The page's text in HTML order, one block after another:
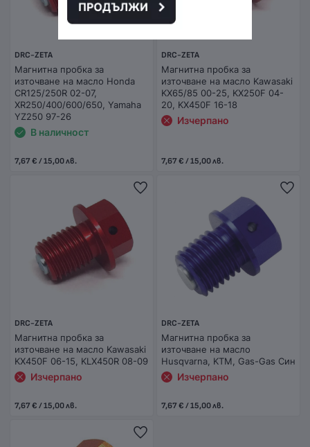
DRC-ZETA
Магнитна пробка за
източване на масло Honda
CR125/250R 02-07,
XR250/400/600/650, Yamaha
YZ250 97-26
В наличност
7,67 € / 15,00 лв.
DRC-ZETA
Магнитна пробка за
източване на масло Kawasaki
KX65/85 00-25, KX250F 04-
20, KX450F 16-18
Изчерпано
7,67 € / 15,00 лв.
DRC-ZETA
Магнитна пробка за
източване на масло Kawasaki
KX450F 06-15, KLX450R 08-09
Изчерпано
7,67 € / 15,00 лв.
DRC-ZETA
Магнитна пробка за
източване на масло
Husqvarna, KTM, Gas-Gas Син
Изчерпано
7,67 € / 15,00 лв.